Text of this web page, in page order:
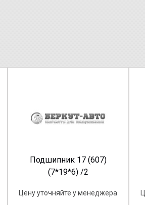
Подшипник 17 (607)
(7*19*6) /2
Цену уточняйте у менеджера